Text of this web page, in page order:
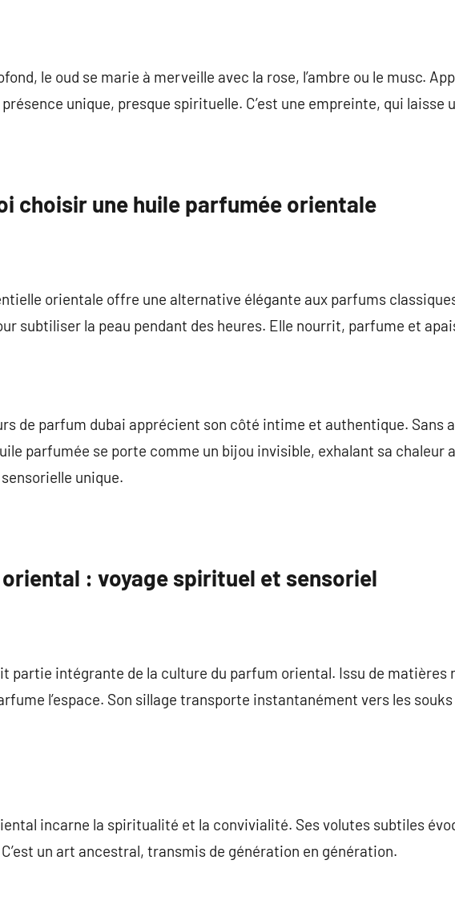
le oud se marie à merveille avec la rose, l’ambre ou le musc.
unique, presque spirituelle. C’est une empreinte, qui laisse
choisir une huile parfumée orientale
orientale offre une alternative élégante aux parfums
subtiliser la peau pendant des heures. Elle nourrit, parfume et
de parfum dubai apprécient son côté intime et authentique. Sans
parfumée se porte comme un bijou invisible, exhalant sa chaleur
unique.
oriental : voyage spirituel et sensoriel
partie intégrante de la culture du parfum oriental. Issu de matières
l’espace. Son sillage transporte instantanément vers les
incarne la spiritualité et la convivialité. Ses volutes subtiles
C’est un art ancestral, transmis de génération en génération.